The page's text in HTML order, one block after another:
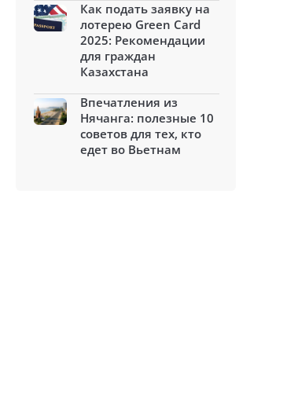
Как подать заявку на
лотерею Green Card
2025: Рекомендации
для граждан
Казахстана
Впечатления из
Нячанга: полезные 10
советов для тех, кто
едет во Вьетнам